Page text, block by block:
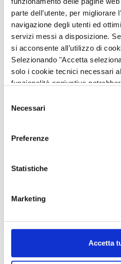
parte dell’utente, per migliorare
navigazione degli utenti ed
servizi messi a disposizione.
si acconsente all’utilizzo di
Selezionando "Accetta
solo i cookie tecnici necessari
funzionalità aggiuntive
delNecessari
Preferenze
Statistiche
Marketing
Accetta
Informazioni pratiche per
confrontarsi con gli altri,
essere cittadini europei e
attraversare molti confini